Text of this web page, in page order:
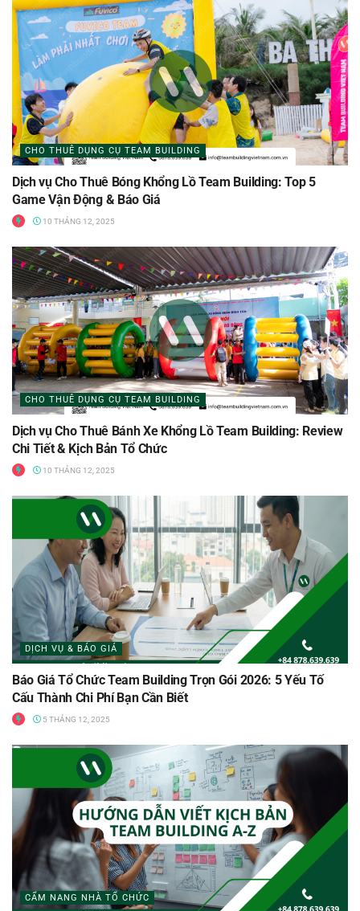
CHO THUÊ DỤNG CỤ TEAM BUILDING
Dịch vụ Cho Thuê Bóng Khổng Lồ Team Building: Top 5
Game Vận Động & Báo Giá
10 THÁNG 12, 2025
CHO THUÊ DỤNG CỤ TEAM BUILDING
Dịch vụ Cho Thuê Bánh Xe Khổng Lồ Team Building: Review
Chi Tiết & Kịch Bản Tổ Chức
10 THÁNG 12, 2025
DỊCH VỤ & BÁO GIÁ
Báo Giá Tổ Chức Team Building Trọn Gói 2026: 5 Yếu Tố
Cấu Thành Chi Phí Bạn Cần Biết
5 THÁNG 12, 2025
CẨM NANG NHÀ TỔ CHỨC